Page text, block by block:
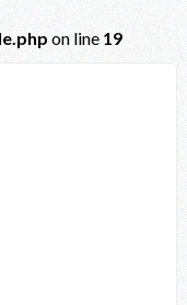
on line 19